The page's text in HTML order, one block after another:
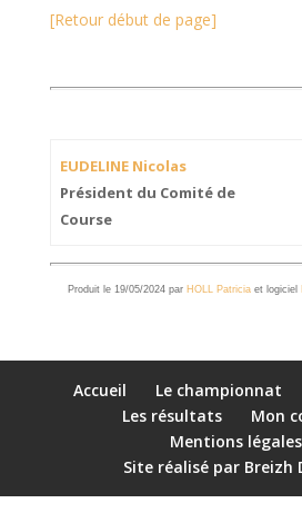
[Retour début de page]
EUDELINE Nicolas
Président du Comité de
Course
Produit le 19/05/2024 par HOLL Patriciaet logiciel
Accueil Le championnat
Les résultats
Mon
Mentions légales
Site réalisé par Breizh